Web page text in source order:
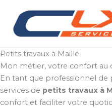
contenu
Petits travaux à Maillé
Mon métier, votre confort au
En tant que professionnel
services de petits travaux à
confort et faciliter votre